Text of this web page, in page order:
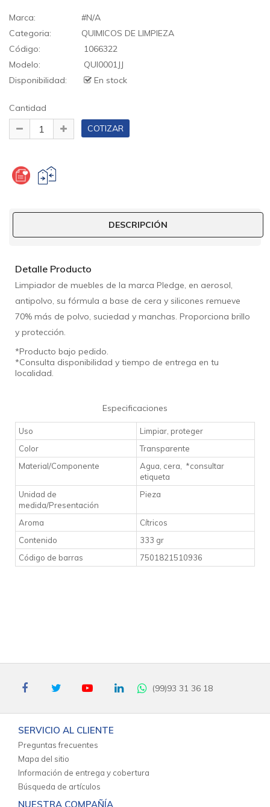
Marca:
#N/A
Categoria:
QUIMICOS DE LIMPIEZA
Código:
1066322
Modelo:
QUI0001JJ
Disponibilidad:
En stock
Cantidad
DESCRIPCIÓN
Detalle Producto
Limpiador de muebles de la marca Pledge, en aerosol,
antipolvo, su fórmula a base de cera y silicones remueve
70% más de polvo, suciedad y manchas. Proporciona brillo
y protección.
*Producto bajo pedido.
*Consulta disponibilidad y tiempo de entrega en tu
localidad.
Especificaciones
Uso
Limpiar, proteger
Color
Transparente
Material/Componente
Agua, cera, *consultar
etiqueta
Unidad de
medida/Presentación
Pieza
Aroma
Cítricos
Contenido
333 gr
Código de barras
7501821510936
(99)93 31 36 18
SERVICIO AL CLIENTE
Preguntas frecuentes
Mapa del sitio
Información de entrega y cobertura
Búsqueda de artículos
NUESTRA COMPAÑÍA